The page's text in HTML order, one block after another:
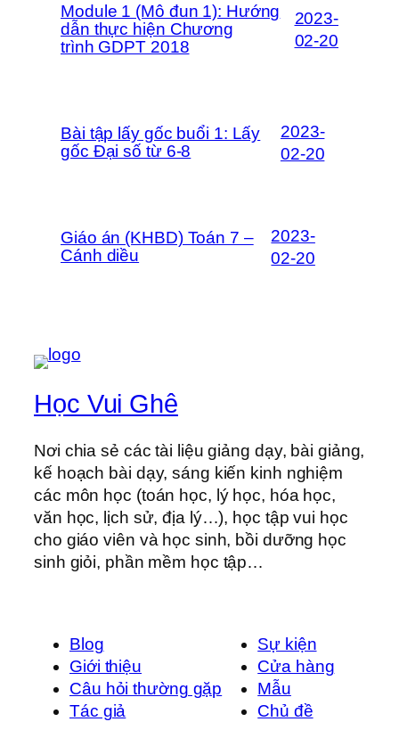
Module 1 (Mô đun 1): Hướng
dẫn thực hiện Chương
trình GDPT 2018
2023-
02-20
Bài tập lấy gốc buổi 1: Lấy
gốc Đại số từ 6-8
2023-
02-20
Giáo án (KHBD) Toán 7 –
Cánh diều
2023-
02-20
Học Vui Ghê
Nơi chia sẻ các tài liệu giảng dạy, bài giảng,
kế hoạch bài dạy, sáng kiến kinh nghiệm
các môn học (toán học, lý học, hóa học,
văn học, lịch sử, địa lý…), học tập vui học
cho giáo viên và học sinh, bồi dưỡng học
sinh giỏi, phần mềm học tập…
Blog
Giới thiệu
Câu hỏi thường gặp
Tác giả
Sự kiện
Cửa hàng
Mẫu
Chủ đề